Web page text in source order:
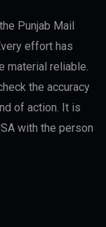
Punjab Mail
effort has
material reliable.
the accuracy
of action. It is
with the person